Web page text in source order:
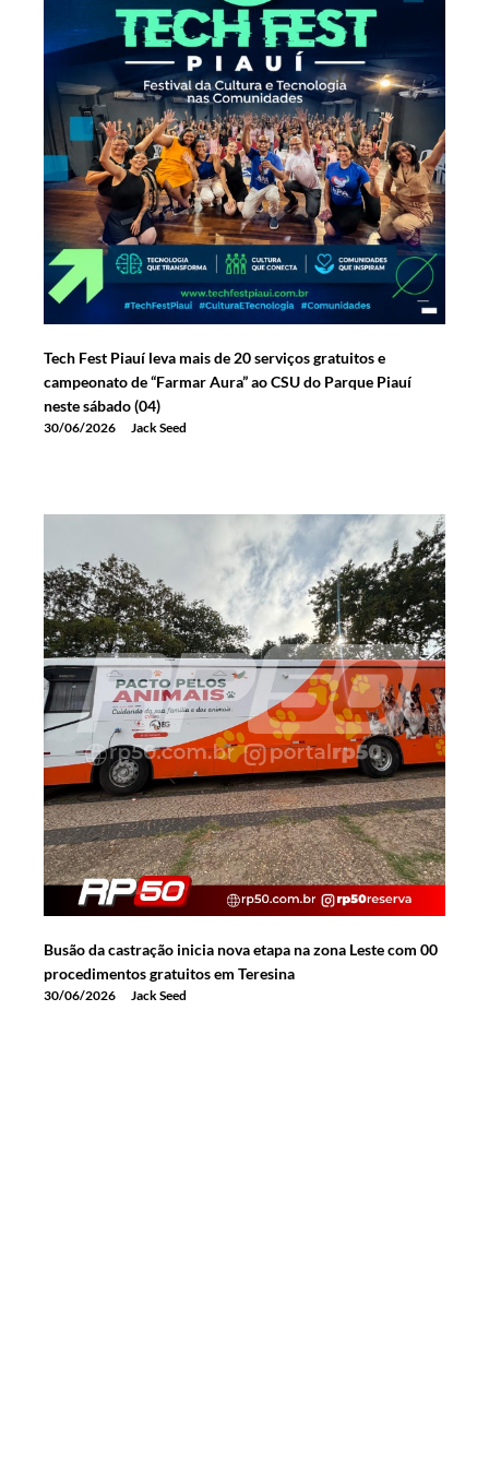
Tech Fest Piauí leva mais de 20 serviços gratuitos e
campeonato de “Farmar Aura” ao CSU do Parque Piauí
neste sábado (04)
30/06/2026 Jack Seed
Busão da castração inicia nova etapa na zona Leste com 00
procedimentos gratuitos em Teresina
30/06/2026 Jack Seed